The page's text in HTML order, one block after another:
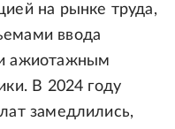
на рынке труда,
ввода
ажиотажным
В 2024 году
замедлились,